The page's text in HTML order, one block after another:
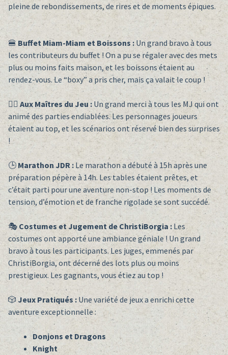
pleine de rebondissements, de rires et de moments épiques.
🍔 Buffet Miam-Miam et Boissons :Un grand bravo à tous
les contributeurs du buffet ! On a pu se régaler avec des mets
plus ou moins faits maison, et les boissons étaient au
rendez-vous. Le “boxy” a pris cher, mais ça valait le coup !
🧙‍♂️ Aux Maîtres du Jeu :Un grand merci à tous les MJ qui ont
animé des parties endiablées. Les personnages joueurs
étaient au top, et les scénarios ont réservé bien des surprises
!
🕒 Marathon JDR :Le marathon a débuté à 15h après une
préparation pépère à 14h. Les tables étaient prêtes, et
c’était parti pour une aventure non-stop ! Les moments de
tension, d’émotion et de franche rigolade se sont succédé.
🎭 Costumes et Jugement de ChristiBorgia :Les
costumes ont apporté une ambiance géniale ! Un grand
bravo à tous les participants. Les juges, emmenés par
ChristiBorgia, ont décerné des lots plus ou moins
prestigieux. Les gagnants, vous étiez au top !
🎲 Jeux Pratiqués :Une variété de jeux a enrichi cette
aventure exceptionnelle :
Donjons et Dragons
Knight